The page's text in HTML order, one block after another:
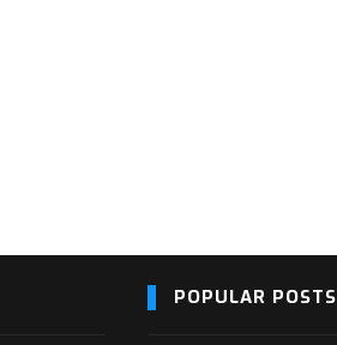
POPULAR POSTS